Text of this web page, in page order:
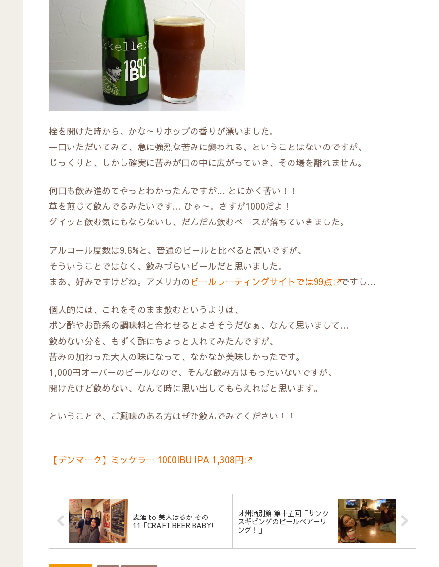
栓を開けた時から、かな～りホップの香りが漂いました。
一口いただいてみて、急に強烈な苦みに襲われる、ということはないのですが、
じっくりと、しかし確実に苦みが口の中に広がっていき、その場を離れません。
何口も飲み進めてやっとわかったんですが… とにかく苦い！！
草を煎じて飲んでるみたいです… ひゃ～。さすが1000だよ！
グイッと飲む気にもならないし、だんだん飲むペースが落ちていきました。
アルコール度数は9.6%と、普通のビールと比べると高いですが、
そういうことではなく、飲みづらいビールだと思いました。
まあ、好みですけどね。アメリカの ビールレーティングサイトでは99点 ですし…
個人的には、これをそのまま飲むというよりは、
ポン酢やお酢系の調味料と合わせるとよさそうだなぁ、なんて思いまして…
飲めない分を、もずく酢にちょっと入れてみたんですが、
苦みの加わった大人の味になって、なかなか美味しかったです。
1,000円オーバーのビールなので、そんな飲み方はもったいないですが、
開けたけど飲めない、なんて時に思い出してもらえればと思います。
ということで、ご興味のある方はぜひ飲んでみてください！！
【デンマーク】ミッケラー 1000IBU IPA 1,308円
麦酒 to 美人はるか その
11「CRAFT BEER BABY!」
オ州酒別館 第十五回「サンク
スギビングのビールペアーリ
ング！」